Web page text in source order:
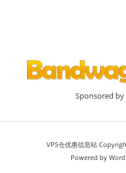
Sponsored by
VPS仓优惠信息站
Powered by